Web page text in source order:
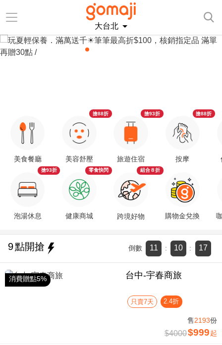
大台北
美食餐廳
泡湯休息
搶93折
美容舒壓
搶88折
健康商城
零食快閃
旅遊住宿
搶93折
跨境好物
組合８折
按摩
搶88折
購物金兌換
9點開搶 倒數 11 : 10 : 17
消費贈點5% 台中-宇春商旅
只賣7天 2.4折
售2193份
$4000$999 起